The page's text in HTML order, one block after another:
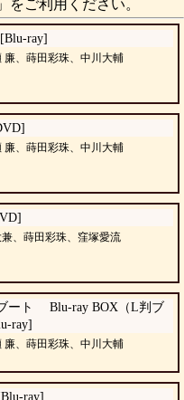
ご利用ください。
ray]
廉、蒔田彩珠、中川大輔
廉、蒔田彩珠、中川大輔
、蒔田彩珠、窪塚愛流
ブート Blu-ray BOX（L判ブ
ray]
廉、蒔田彩珠、中川大輔
ray]